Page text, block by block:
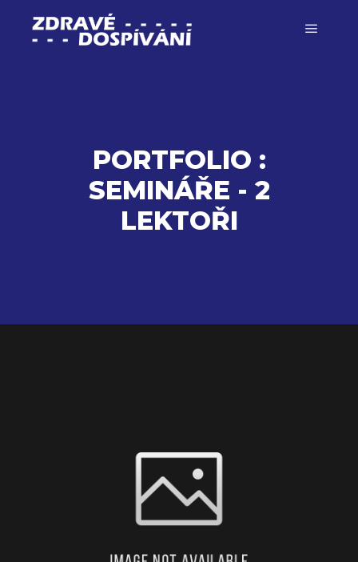
PORTFOLIO :
SEMINÁŘE - 2
LEKTOŘI